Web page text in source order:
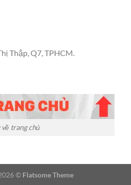
Thập, Q7, TPHCM.
về trang chủ
© Flatsome Theme